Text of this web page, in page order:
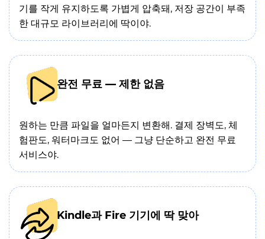
기를 작게 유지하도록 가볍게 압축돼, 저장 공간이 부족
한 대규모 라이브러리에 딱이야.
완전 무료 — 제한 없음
원하는 만큼 파일을 얼마든지 변환해. 결제 장벽도, 체
험판도, 워터마크도 없어 — 그냥 단순하고 완전 무료
서비스야.
Kindle과 Fire 기기에 딱 맞아